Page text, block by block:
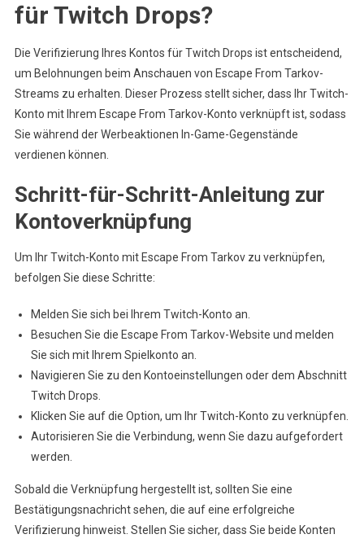
für Twitch Drops?
Die Verifizierung Ihres Kontos für Twitch Drops ist entscheidend,
um Belohnungen beim Anschauen von Escape From Tarkov-
Streams zu erhalten. Dieser Prozess stellt sicher, dass Ihr Twitch-
Konto mit Ihrem Escape From Tarkov-Konto verknüpft ist, sodass
Sie während der Werbeaktionen In-Game-Gegenstände
verdienen können.
Schritt-für-Schritt-Anleitung zur
Kontoverknüpfung
Um Ihr Twitch-Konto mit Escape From Tarkov zu verknüpfen,
befolgen Sie diese Schritte:
Melden Sie sich bei Ihrem Twitch-Konto an.
Besuchen Sie die Escape From Tarkov-Website und melden
Sie sich mit Ihrem Spielkonto an.
Navigieren Sie zu den Kontoeinstellungen oder dem Abschnitt
Twitch Drops.
Klicken Sie auf die Option, um Ihr Twitch-Konto zu verknüpfen.
Autorisieren Sie die Verbindung, wenn Sie dazu aufgefordert
werden.
Sobald die Verknüpfung hergestellt ist, sollten Sie eine
Bestätigungsnachricht sehen, die auf eine erfolgreiche
Verifizierung hinweist. Stellen Sie sicher, dass Sie beide Konten